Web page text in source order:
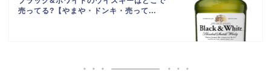
売ってる?【やまや・ドンキ・売って...